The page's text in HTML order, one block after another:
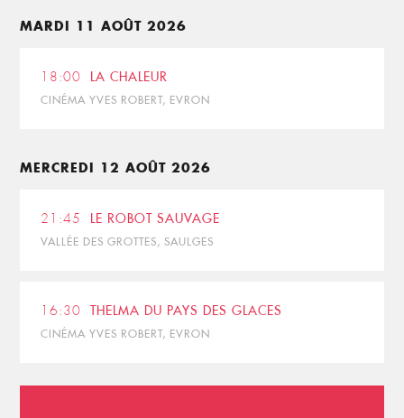
MARDI 11 AOÛT 2026
18:00 LA CHALEUR
CINÉMA YVES ROBERT, EVRON
MERCREDI 12 AOÛT 2026
21:45 LE ROBOT SAUVAGE
VALLÉE DES GROTTES, SAULGES
16:30 THELMA DU PAYS DES GLACES
CINÉMA YVES ROBERT, EVRON